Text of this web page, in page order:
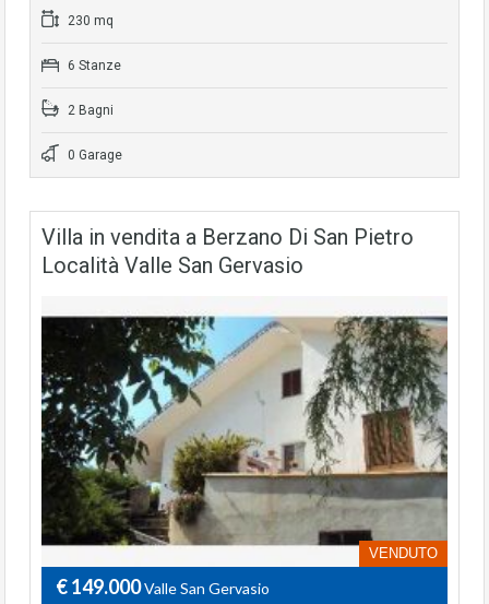
230 mq
6 Stanze
2 Bagni
0 Garage
Villa in vendita a Berzano Di San Pietro
Località Valle San Gervasio
VENDUTO
€ 149.000Valle San Gervasio